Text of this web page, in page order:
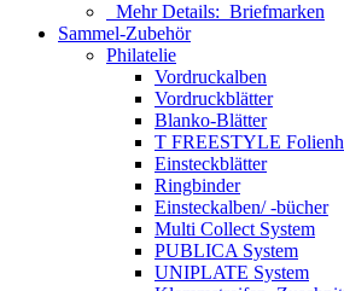
Mehr Details: Briefmarken
Sammel-Zubehör
Philatelie
Vordruckalben
Vordruckblätter
Blanko-Blätter
T FREESTYLE
Einsteckblätter
Ringbinder
Einsteckalben/ -bücher
Multi Collect System
PUBLICA System
UNIPLATE System